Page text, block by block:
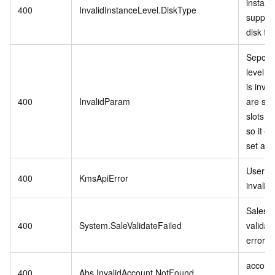
400 InvalidInstanceLevel.DiskType
disk
400 InvalidParam
level
is
are
slots
so it
set as
400 KmsApiError
User
invalid.
400 System.SaleValidateFailed
Sales
error.
400 Abs.InvalidAccount.NotFound